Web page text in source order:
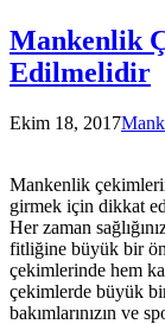
Mankenlik
Edilmelidir
Ekim 18, 2017
Mankenlik
girmek için dikkat
Her zaman
fitliğine büyük bir
çekimlerinde hem
çekimlerde büyük
bakımlarınızın ve